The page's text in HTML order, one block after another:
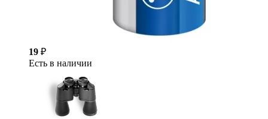
19 ₽
Есть в наличии